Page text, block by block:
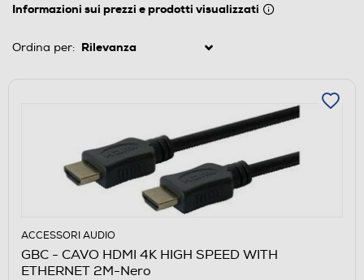
Informazioni sui prezzi e prodotti visualizzati
Ordina per:
ACCESSORI AUDIO
GBC - CAVO HDMI 4K HIGH SPEED WITH
ETHERNET 2M-Nero